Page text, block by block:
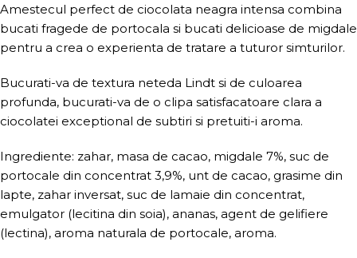
Amestecul perfect de ciocolata neagra intensa combina
bucati fragede de portocala si bucati delicioase de migdale
pentru a crea o experienta de tratare a tuturor simturilor.
Bucurati-va de textura neteda Lindt si de culoarea
profunda, bucurati-va de o clipa satisfacatoare clara a
ciocolatei exceptional de subtiri si pretuiti-i aroma.
Ingrediente: zahar, masa de cacao, migdale 7%, suc de
portocale din concentrat 3,9%, unt de cacao, grasime din
lapte, zahar inversat, suc de lamaie din concentrat,
emulgator (lecitina din soia), ananas, agent de gelifiere
(lectina), aroma naturala de portocale, aroma.